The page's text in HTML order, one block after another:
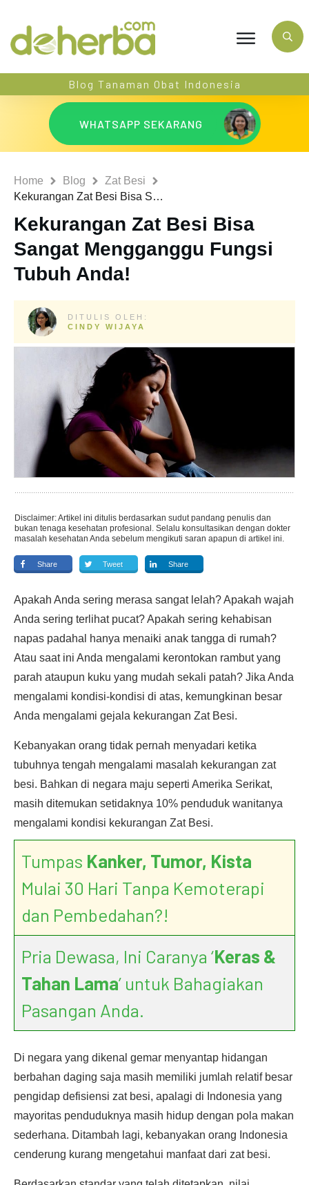
Blog Tanaman Obat Indonesia
WHATSAPP SEKARANG
Home Blog
Zat Besi
Kekurangan Zat Besi Bisa Sangat Mengganggu Fungsi Tubuh Anda!
Kekurangan Zat Besi Bisa
Sangat Mengganggu Fungsi
Tubuh Anda!
DITULIS OLEH:
CINDY WIJAYA
Disclaimer: Artikel ini ditulis berdasarkan sudut pandang penulis dan
bukan tenaga kesehatan profesional. Selalu konsultasikan dengan dokter
masalah kesehatan Anda sebelum mengikuti saran apapun di artikel ini.
Share Tweet Share
Apakah Anda sering merasa sangat lelah? Apakah wajah
Anda sering terlihat pucat? Apakah sering kehabisan
napas padahal hanya menaiki anak tangga di rumah?
Atau saat ini Anda mengalami kerontokan rambut yang
parah ataupun kuku yang mudah sekali patah? Jika Anda
mengalami kondisi-kondisi di atas, kemungkinan besar
Anda mengalami gejala kekurangan Zat Besi.
Kebanyakan orang tidak pernah menyadari ketika
tubuhnya tengah mengalami masalah kekurangan zat
besi. Bahkan di negara maju seperti Amerika Serikat,
masih ditemukan setidaknya 10% penduduk wanitanya
mengalami kondisi kekurangan Zat Besi.
Tumpas Kanker, Tumor, Kista
Mulai 30 Hari Tanpa Kemoterapi
dan Pembedahan?!
Pria Dewasa, Ini Caranya ‘Keras &
Tahan Lama’ untuk Bahagiakan
Pasangan Anda.
Di negara yang dikenal gemar menyantap hidangan
berbahan daging saja masih memiliki jumlah relatif besar
pengidap defisiensi zat besi, apalagi di Indonesia yang
mayoritas penduduknya masih hidup dengan pola makan
sederhana. Ditambah lagi, kebanyakan orang Indonesia
cenderung kurang mengetahui manfaat dari zat besi.